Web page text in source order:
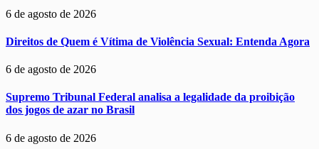
6 de agosto de 2026
Direitos de Quem é Vítima de Violência Sexual: Entenda Agora
6 de agosto de 2026
Supremo Tribunal Federal analisa a legalidade da proibição
dos jogos de azar no Brasil
6 de agosto de 2026